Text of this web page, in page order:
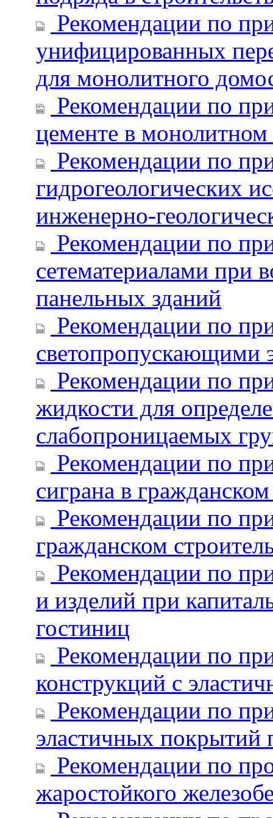
Рекомендации по
унифицированных
для монолитного
Рекомендации по
цементе в
Рекомендации по
гидрогеологических
инженерно-
Рекомендации по
сетематериалами при
панельных зданий
Рекомендации по
светопропускающими
Рекомендации по
жидкости для
слабопроницаемых
Рекомендации по
сиграна в
Рекомендации по
гражданском
Рекомендации по
и изделий при
гостиниц
Рекомендации по
конструкций с
Рекомендации по
эластичных покрытий
Рекомендации по
жаростойкого